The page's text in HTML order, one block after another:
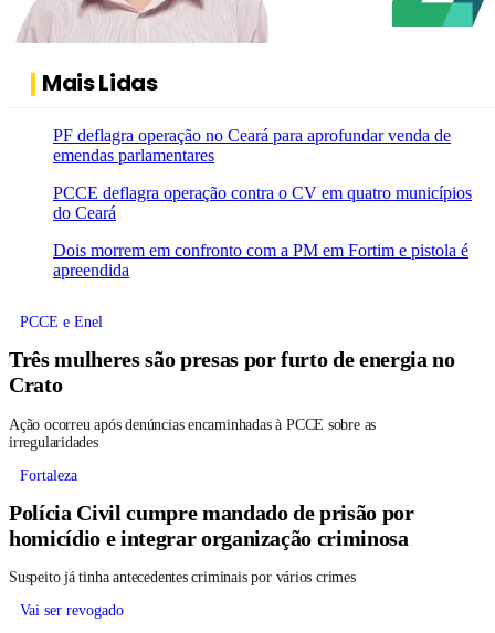
Mais Lidas
PF deflagra operação no Ceará para aprofundar venda de
emendas parlamentares
PCCE deflagra operação contra o CV em quatro municípios
do Ceará
Dois morrem em confronto com a PM em Fortim e pistola é
apreendida
PCCE e Enel
Três mulheres são presas por furto de energia no
Crato
Ação ocorreu após denúncias encaminhadas à PCCE sobre as
irregularidades
Fortaleza
Polícia Civil cumpre mandado de prisão por
homicídio e integrar organização criminosa
Suspeito já tinha antecedentes criminais por vários crimes
Vai ser revogado